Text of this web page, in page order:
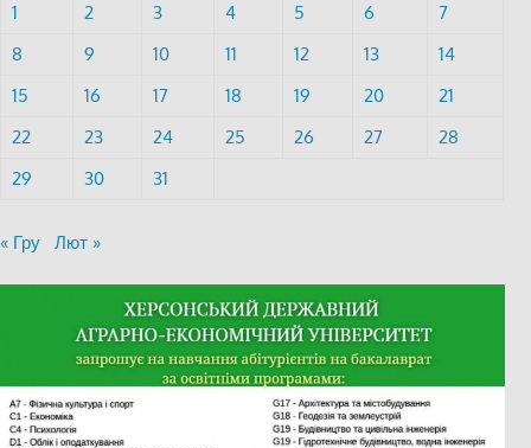
1
2 3 4 5 6
7
8
9 10 11 12 13
14
15
16 17 18 19 20
21
22
23 24 25 26 27
28
29
30 31
« Гру Лют »